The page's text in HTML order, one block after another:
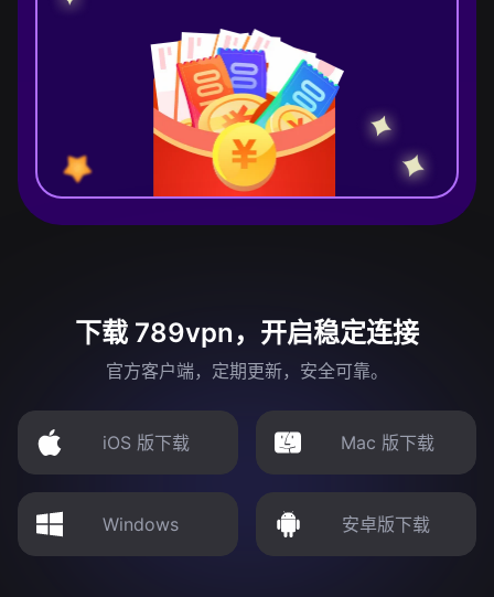
下载 789vpn，开启稳定连接
官方客户端，定期更新，安全可靠。
iOS 版下载 Mac 版下载
Windows 安卓版下载